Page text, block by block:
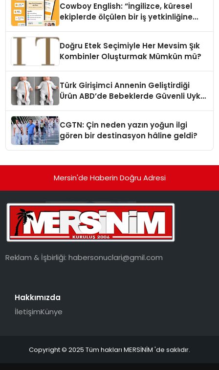
Cowboy English: “İngilizce, küresel
ekiplerde ölçülen bir iş yetkinliğine
Doğru Etek Seçimiyle Her Mevsim Şık
Kombinler Oluşturmak Mümkün mü?
Türk Girişimci Annenin Geliştirdiği
Ürün ABD’de Bebeklerde Güvenli Uyku
CGTN: Çin neden yazın yoğun ilgi
gören bir destinasyon hâline geldi?
Mersin'de Haberin Doğru Adresi
Reklam & İşbirliği:habersonuclari@gmil.com
Hakkımızda
İletişimKünye
Copyright © 2025 Tüm hakları MERSİNİM 'de saklıdır.